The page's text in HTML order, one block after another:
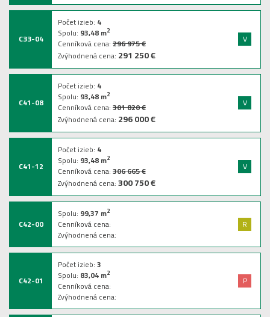
C33-04
Počet izieb: 4
Spolu: 93,48m2
Cenníková cena:296 975 €
Zvýhodnená cena: 291 250 €
V
C41-08
Počet izieb: 4
Spolu: 93,48m2
Cenníková cena:301 820 €
Zvýhodnená cena: 296 000 €
V
C41-12
Počet izieb: 4
Spolu: 93,48m2
Cenníková cena:306 665 €
Zvýhodnená cena:300 750 €
V
C42-00
Spolu: 99,37 m2
Cenníková cena:
Zvýhodnená cena:
R
C42-01
Počet izieb:3
Spolu: 83,04m2
Cenníková cena:
Zvýhodnená cena:
P